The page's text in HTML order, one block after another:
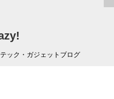
ック・ガジェットブログ